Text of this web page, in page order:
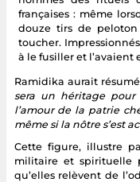
françaises : même
douze tirs de peloton
toucher.
à le fusiller et l’avaient
Ramidika aurait
sera un héritage pour
l’amour de la patrie
même si la nôtre s’est
Cette figure, illustre
militaire et spirituelle
qu’elles relèvent de